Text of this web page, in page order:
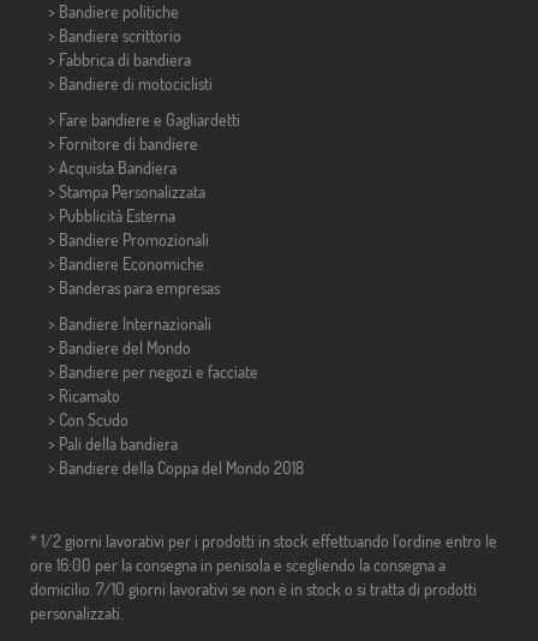
> Bandiere politiche
> Bandiere scrittorio
> Fabbrica di bandiera
> Bandiere di motociclisti
> Fare bandiere e Gagliardetti
> Fornitore di bandiere
> Acquista Bandiera
> Stampa Personalizzata
> Pubblicità Esterna
> Bandiere Promozionali
> Bandiere Economiche
> Banderas para empresas
> Bandiere Internazionali
> Bandiere del Mondo
> Bandiere per negozi e facciate
> Ricamato
> Con Scudo
> Pali della bandiera
> Bandiere della Coppa del Mondo 2018
* 1/2 giorni lavorativi per i prodotti in stock effettuando l'ordine entro le
ore 16:00 per la consegna in penisola e scegliendo la consegna a
domicilio. 7/10 giorni lavorativi se non è in stock o si tratta di prodotti
personalizzati.